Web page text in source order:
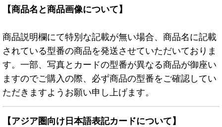
【商品名と商品画像について】
商品説明欄にて特別な記載が無い場合、商品名に記載
されている型番の商品を発送させていただいておりま
す。一部、写真とカードの型番が異なる商品が御座い
ますのでご購入の際、必ず商品の型番をご確認してい
ただきますようお願い申し上げます。
【アジア圏向け日本語表記カードについて】